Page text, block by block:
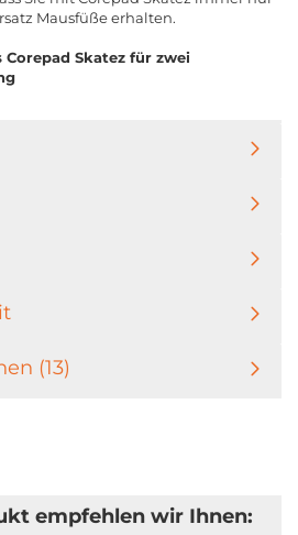
Mausfüße erhalten.
Corepad Skatez für zwei
(13)
empfehlen wir Ihnen: